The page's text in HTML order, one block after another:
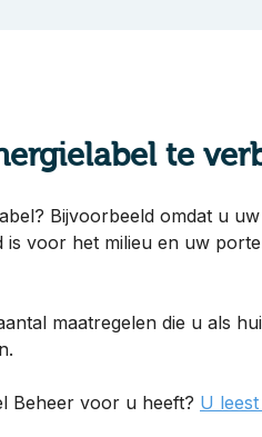
te
Bijvoorbeeld omdat u
is voor het milieu en uw
maatregelen die u als
Beheer voor u heeft? U